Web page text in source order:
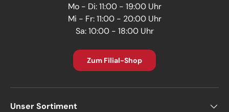
Mo - Di: 11:00 - 19:00 Uhr
Mi - Fr: 11:00 - 20:00 Uhr
Sa: 10:00 - 18:00 Uhr
Zum Filial-Shop
Unser Sortiment